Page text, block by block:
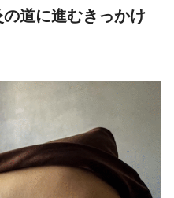
道に進むきっかけ